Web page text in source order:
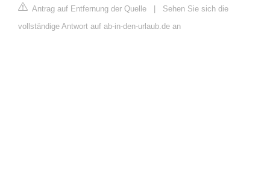
Antrag auf Entfernung der Quelle
Sehen Sie sich die
vollständige Antwort auf ab-in-den-urlaub.de an